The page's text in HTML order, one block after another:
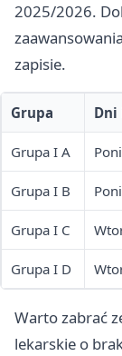
2025/2026.
zapisie.
Grupa Dni
Grupa I A
Grupa I B
Grupa I C
Grupa I D
Warto zabrać
lekarskie o